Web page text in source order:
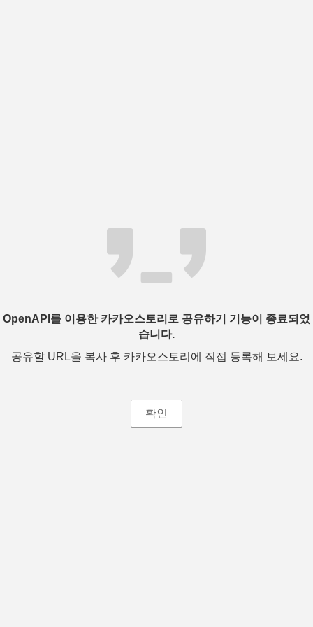
OpenAPI를 이용한 카카오스토리로 공유하기 기능이 종료되었
습니다.
공유할 URL을 복사 후 카카오스토리에 직접 등록해 보세요.
확인